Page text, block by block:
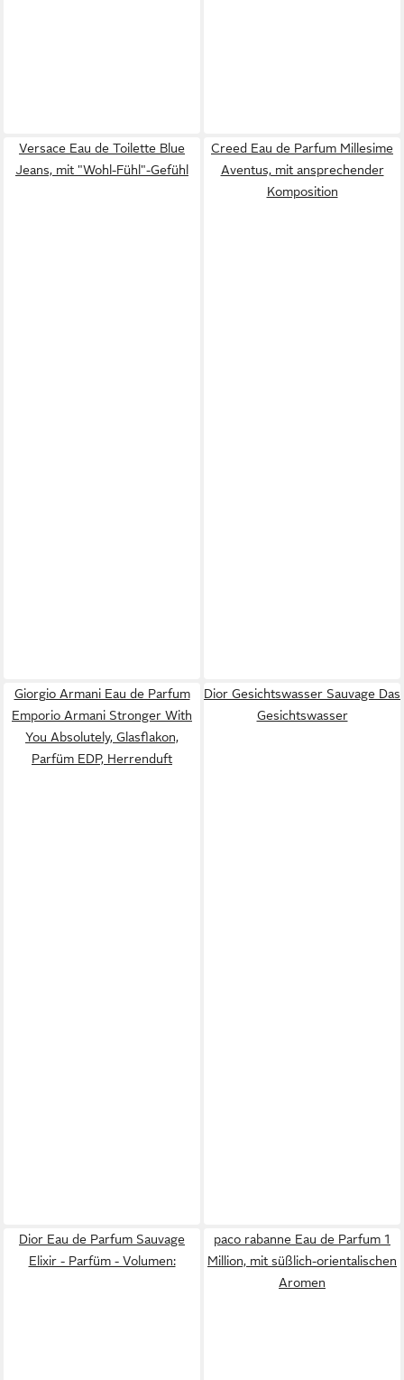
Versace Eau de Toilette Blue
Jeans, mit "Wohl-Fühl"-Gefühl
Creed Eau de Parfum Millesime
Aventus, mit ansprechender
Komposition
Giorgio Armani Eau de Parfum
Emporio Armani Stronger With
You Absolutely, Glasflakon,
Parfüm EDP, Herrenduft
Dior Gesichtswasser Sauvage Das
Gesichtswasser
Dior Eau de Parfum Sauvage
Elixir - Parfüm - Volumen:
paco rabanne Eau de Parfum 1
Million, mit süßlich-orientalischen
Aromen